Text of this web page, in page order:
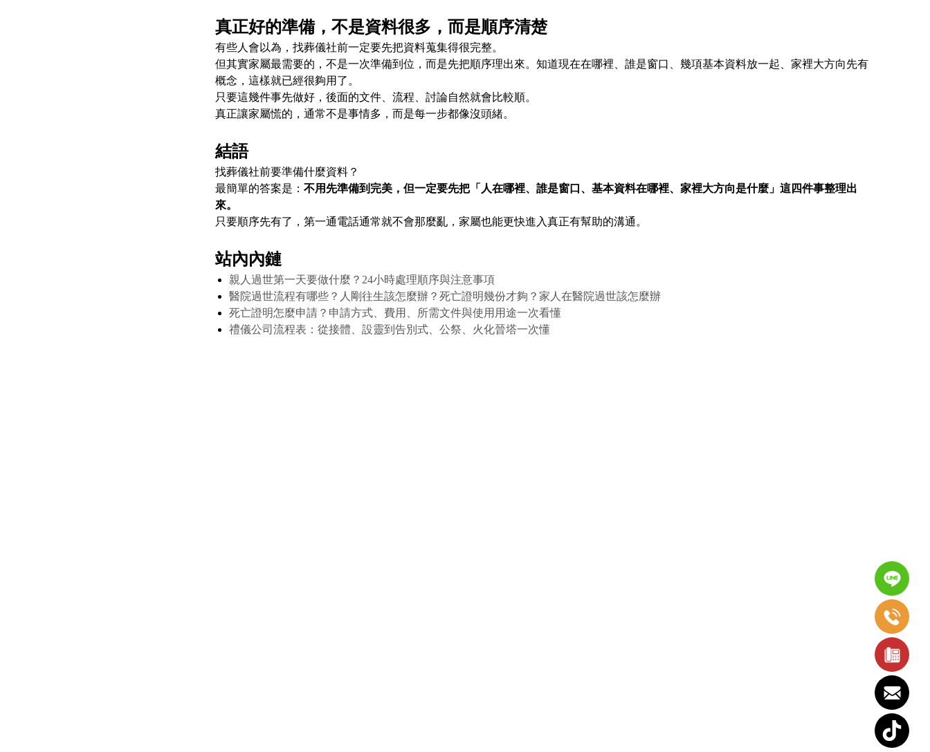
真正好的準備，不是資料很多，而是順序清楚
有些人會以為，找葬儀社前一定要先把資料蒐集得很完整。
但其實家屬最需要的，不是一次準備到位，而是先把順序理出來。知道現在在哪裡、誰是窗口、幾項基本資料放一起、家裡大方向先有
概念，這樣就已經很夠用了。
只要這幾件事先做好，後面的文件、流程、討論自然就會比較順。
真正讓家屬慌的，通常不是事情多，而是每一步都像沒頭緒。
結語
找葬儀社前要準備什麼資料？
最簡單的答案是：不用先準備到完美，但一定要先把「人在哪裡、誰是窗口、基本資料在哪裡、家裡大方向是什麼」這四件事整理出
來。
只要順序先有了，第一通電話通常就不會那麼亂，家屬也能更快進入真正有幫助的溝通。
站內內鏈
親人過世第一天要做什麼？24小時處理順序與注意事項
醫院過世流程有哪些？人剛往生該怎麼辦？死亡證明幾份才夠？家人在醫院過世該怎麼辦
死亡證明怎麼申請？申請方式、費用、所需文件與使用用途一次看懂
禮儀公司流程表：從接體、設靈到告別式、公祭、火化晉塔一次懂